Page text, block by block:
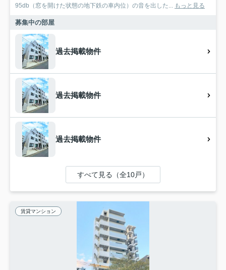
95db（窓を開けた状態の地下鉄の車内位）の音を出した... もっと見る
募集中の部屋
過去掲載物件
過去掲載物件
過去掲載物件
すべて見る（全10戸）
賃貸マンション